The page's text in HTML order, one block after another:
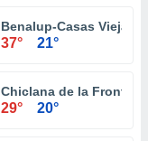
Benalup-Casas Viejas
37° 21°
Chiclana de la Frontera
29° 20°